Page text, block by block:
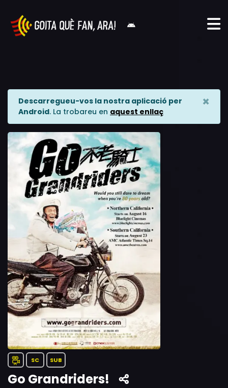
Descarregueu-vos la nostra aplicació per
Android. La trobareu en aquest enllaç
×
SC SUB
Go Grandriders!